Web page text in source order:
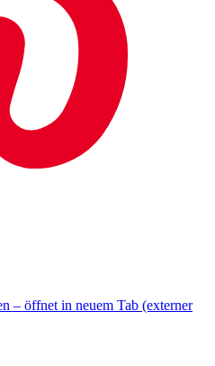
– öffnet in neuem Tab (externer